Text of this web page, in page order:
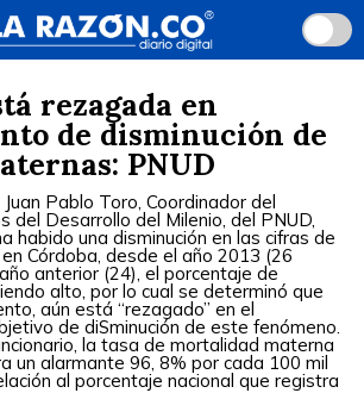
rezagada en
de disminución de
PNUD
Pablo Toro, Coordinador del
del Desarrollo del Milenio, del PNUD,
habido una disminución en las cifras de
Córdoba, desde el año 2013 (26
anterior (24), el porcentaje de
alto, por lo cual se determinó que
aún está “rezagado” en el
de diSminución de este fenómeno.
la tasa de mortalidad materna
un alarmante 96, 8% por cada 100 mil
al porcentaje nacional que registra